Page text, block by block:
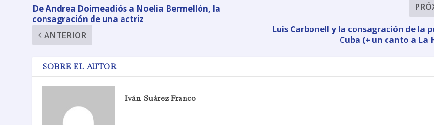
De Andrea Doimeadiós a Noelia Bermellón, la
consagración de una actriz
ANTERIOR
Luis Carbonell y la consagración de la
Cuba (+ un canto a La
SOBRE EL AUTOR
Iván Suárez Franco